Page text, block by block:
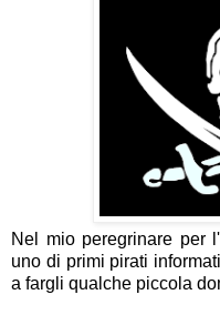
Nel mio peregrinare per
uno di primi pirati
a fargli qualche piccola